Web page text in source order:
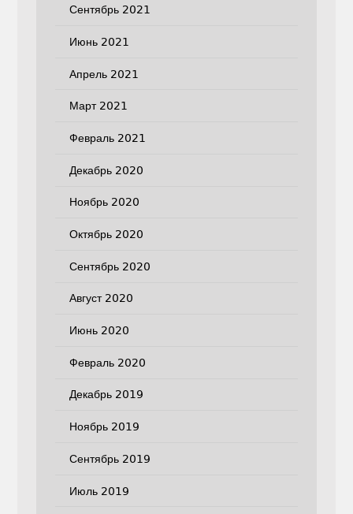
Сентябрь 2021
Июнь 2021
Апрель 2021
Март 2021
Февраль 2021
Декабрь 2020
Ноябрь 2020
Октябрь 2020
Сентябрь 2020
Август 2020
Июнь 2020
Февраль 2020
Декабрь 2019
Ноябрь 2019
Сентябрь 2019
Июль 2019